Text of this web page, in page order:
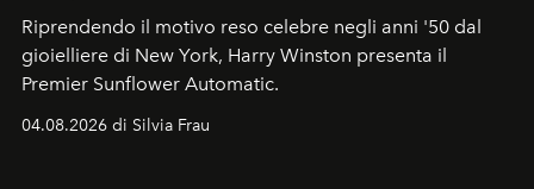
Riprendendo il motivo reso celebre negli anni '50 dal
gioielliere di New York, Harry Winston presenta il
Premier Sunflower Automatic.
04.08.2026 di Silvia Frau